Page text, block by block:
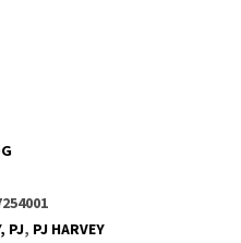
PJ, PJ HARVEY